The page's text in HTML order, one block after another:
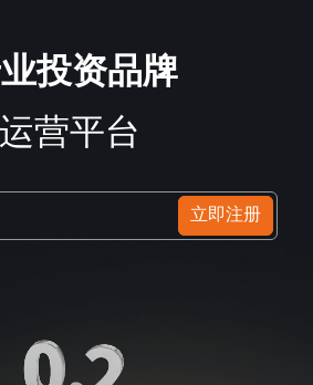
投资品牌
营平台
立即注册